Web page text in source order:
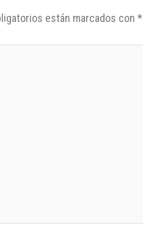
están marcados con*